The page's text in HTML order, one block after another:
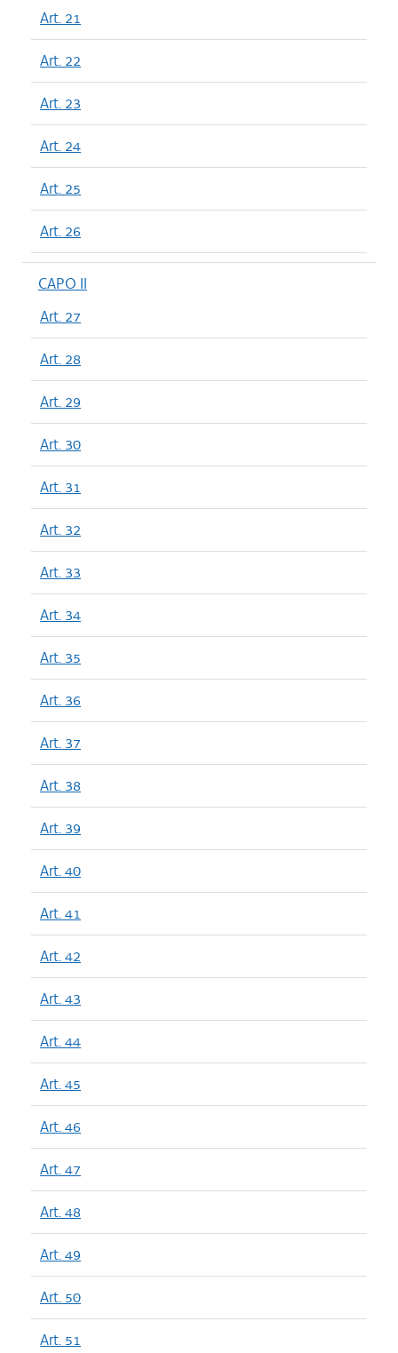
Art. 21
Art. 22
Art. 23
Art. 24
Art. 25
Art. 26
CAPO II
Art. 27
Art. 28
Art. 29
Art. 30
Art. 31
Art. 32
Art. 33
Art. 34
Art. 35
Art. 36
Art. 37
Art. 38
Art. 39
Art. 40
Art. 41
Art. 42
Art. 43
Art. 44
Art. 45
Art. 46
Art. 47
Art. 48
Art. 49
Art. 50
Art. 51